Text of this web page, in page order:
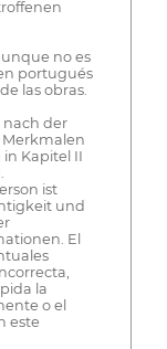
no es
portugués
las obras.
nach der
Kapitel II
ist
und
El
la
o el
este